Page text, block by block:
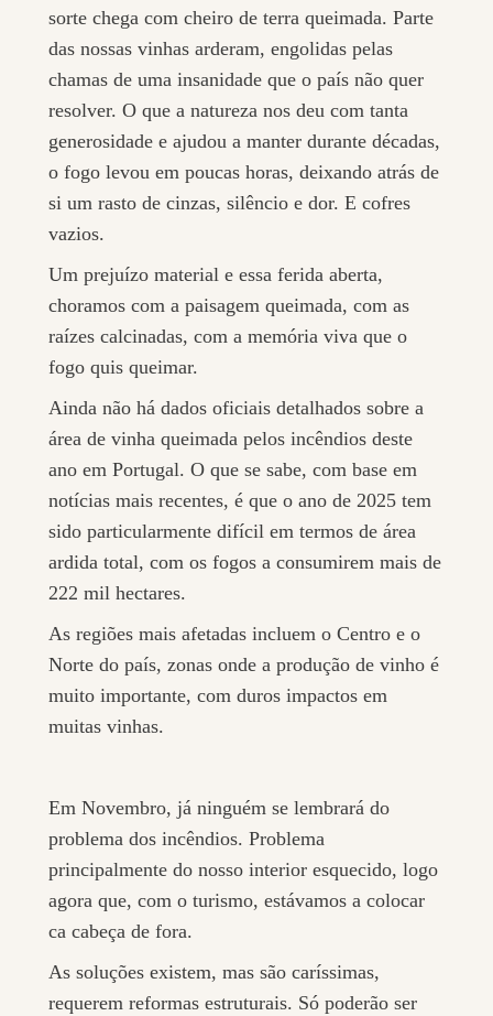
sorte chega com cheiro de terra queimada. Parte
das nossas vinhas arderam, engolidas pelas
chamas de uma insanidade que o país não quer
resolver. O que a natureza nos deu com tanta
generosidade e ajudou a manter durante décadas,
o fogo levou em poucas horas, deixando atrás de
si um rasto de cinzas, silêncio e dor. E cofres
vazios.
Um prejuízo material e essa ferida aberta,
choramos com a paisagem queimada, com as
raízes calcinadas, com a memória viva que o
fogo quis queimar.
Ainda não há dados oficiais detalhados sobre a
área de vinha queimada pelos incêndios deste
ano em Portugal. O que se sabe, com base em
notícias mais recentes, é que o ano de 2025 tem
sido particularmente difícil em termos de área
ardida total, com os fogos a consumirem mais de
222 mil hectares.
As regiões mais afetadas incluem o Centro e o
Norte do país, zonas onde a produção de vinho é
muito importante, com duros impactos em
muitas vinhas.
Em Novembro, já ninguém se lembrará do
problema dos incêndios. Problema
principalmente do nosso interior esquecido, logo
agora que, com o turismo, estávamos a colocar
ca cabeça de fora.
As soluções existem, mas são caríssimas,
requerem reformas estruturais. Só poderão ser